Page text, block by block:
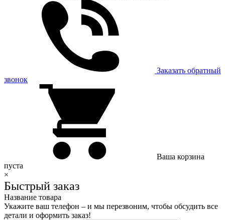
Заказать обратный
звонок
Ваша корзина
пуста
×
Быстрый заказ
Название товара
Укажите ваш телефон – и мы перезвоним, чтобы обсудить все
детали и оформить заказ!